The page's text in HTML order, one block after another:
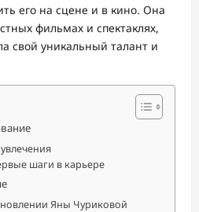
его на сцене и в кино. Она
фильмах и спектаклях,
свой уникальный талант и
шаги в карьере
Яны Чуриковой